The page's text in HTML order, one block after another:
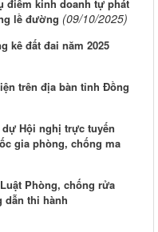
điểm kinh doanh tự phát
lề đường (09/10/2025)
kê đất đai năm 2025
trên địa bàn tỉnh Đồng
Hội nghị trực tuyến
gia phòng, chống ma
Phòng, chống rửa
dẫn thi hành